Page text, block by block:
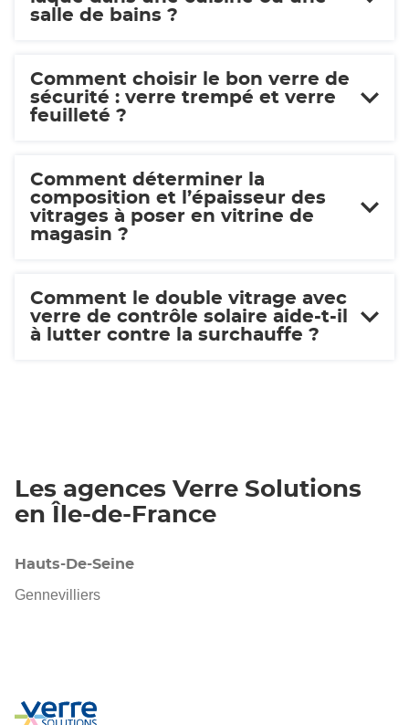
salle de bains ?
Comment choisir le bon verre de
sécurité : verre trempé et verre
feuilleté ?
Comment déterminer la
composition et l’épaisseur des
vitrages à poser en vitrine de
magasin ?
Comment le double vitrage avec
verre de contrôle solaire aide-t-il
à lutter contre la surchauffe ?
Les agences Verre Solutions
en Île-de-France
Hauts-De-Seine
Gennevilliers